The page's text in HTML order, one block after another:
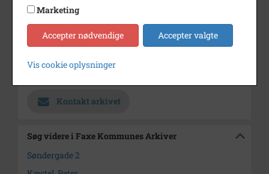
Se på kort
Type
Sogn (1000-2050)
Kontakt arkivet
Søg videre i Faxe Kommunes Arkiver
Søndergade 2
Marketing
Accepter nødvendige Accepter valgte
Vis cookie oplysninger